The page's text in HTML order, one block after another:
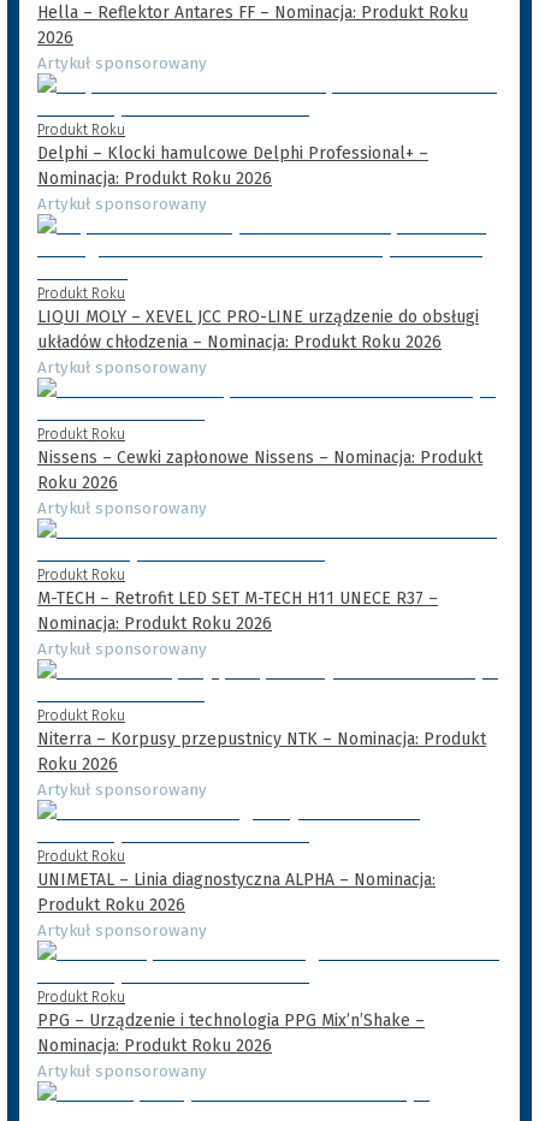
Hella – Reflektor Antares FF – Nominacja: Produkt Roku
2026
Artykuł sponsorowany
Produkt Roku
Delphi – Klocki hamulcowe Delphi Professional+ –
Nominacja: Produkt Roku 2026
Artykuł sponsorowany
Produkt Roku
LIQUI MOLY – XEVEL JCC PRO-LINE urządzenie do obsługi
układów chłodzenia – Nominacja: Produkt Roku 2026
Artykuł sponsorowany
Produkt Roku
Nissens – Cewki zapłonowe Nissens – Nominacja: Produkt
Roku 2026
Artykuł sponsorowany
Produkt Roku
M-TECH – Retrofit LED SET M-TECH H11 UNECE R37 –
Nominacja: Produkt Roku 2026
Artykuł sponsorowany
Produkt Roku
Niterra – Korpusy przepustnicy NTK – Nominacja: Produkt
Roku 2026
Artykuł sponsorowany
Produkt Roku
UNIMETAL – Linia diagnostyczna ALPHA – Nominacja:
Produkt Roku 2026
Artykuł sponsorowany
Produkt Roku
PPG – Urządzenie i technologia PPG Mix’n’Shake –
Nominacja: Produkt Roku 2026
Artykuł sponsorowany